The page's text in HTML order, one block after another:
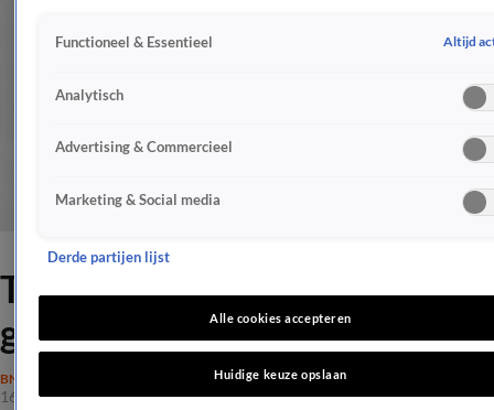
Tim Hofman wordt vrijdag
geopereerd
BN'ERS
16 aug 2017, 20:17
Functioneel & Essentieel Altijd
Analytisch
Advertising & Commercieel
Marketing & Social media
Derde partijen lijst
Alle cookies accepteren
Huidige keuze opslaan